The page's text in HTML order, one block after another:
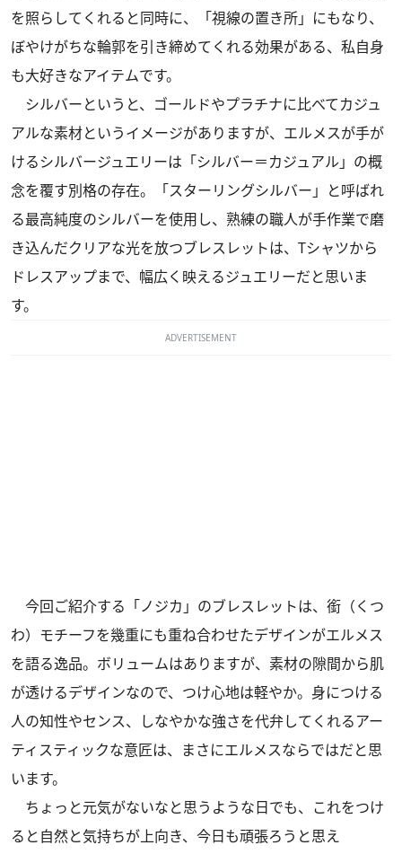
を照らしてくれると同時に、「視線の置き所」にもなり、
ぼやけがちな輪郭を引き締めてくれる効果がある、私自身
も大好きなアイテムです。
シルバーというと、ゴールドやプラチナに比べてカジュ
アルな素材というイメージがありますが、エルメスが手が
けるシルバージュエリーは「シルバー＝カジュアル」の概
念を覆す別格の存在。「スターリングシルバー」と呼ばれ
る最高純度のシルバーを使用し、熟練の職人が手作業で磨
き込んだクリアな光を放つブレスレットは、Tシャツから
ドレスアップまで、幅広く映えるジュエリーだと思いま
す。
ADVERTISEMENT
今回ご紹介する「ノジカ」のブレスレットは、銜（くつ
わ）モチーフを幾重にも重ね合わせたデザインがエルメス
を語る逸品。ボリュームはありますが、素材の隙間から肌
が透けるデザインなので、つけ心地は軽やか。身につける
人の知性やセンス、しなやかな強さを代弁してくれるアー
ティスティックな意匠は、まさにエルメスならではだと思
います。
ちょっと元気がないなと思うような日でも、これをつけ
ると自然と気持ちが上向き、今日も頑張ろうと思え